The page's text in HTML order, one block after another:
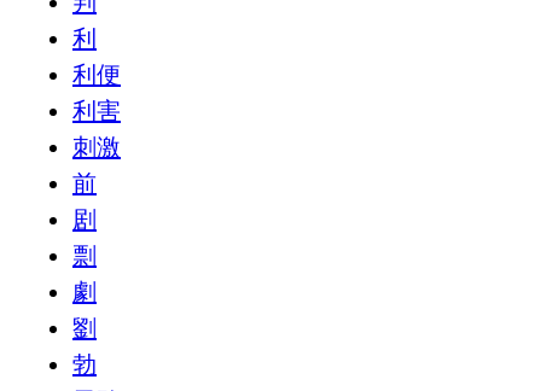
利
利便
利害
刺激
前
剧
剽
劇
劉
勃